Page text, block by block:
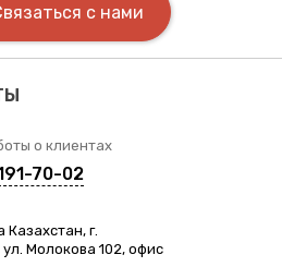
с нами
о клиентах
70-02
Казахстан, г.
Молокова 102, офис